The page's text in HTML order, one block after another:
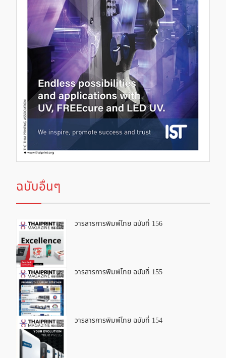
ฉบับอื่นๆ
วารสารการพิมพ์ไทย ฉบับที่ 156
วารสารการพิมพ์ไทย ฉบับที่ 155
วารสารการพิมพ์ไทย ฉบับที่ 154